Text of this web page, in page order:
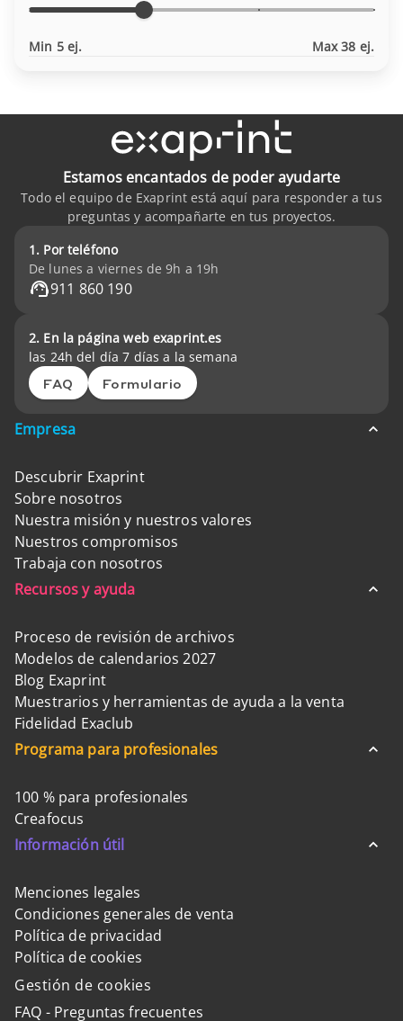
Min 5 ej. Max 38 ej.
Estamos encantados de poder ayudarte
Todo el equipo de Exaprint está aquí para responder a tus
preguntas y acompañarte en tus proyectos.
1. Por teléfono
De lunes a viernes de 9h a 19h
911 860 190
2. En la página web exaprint.es
las 24h del día 7 días a la semana
FAQ Formulario
Empresa
Descubrir Exaprint
Sobre nosotros
Nuestra misión y nuestros valores
Nuestros compromisos
Trabaja con nosotros
Recursos y ayuda
Proceso de revisión de archivos
Modelos de calendarios 2027
Blog Exaprint
Muestrarios y herramientas de ayuda a la venta
Fidelidad Exaclub
Programa para profesionales
100 % para profesionales
Creafocus
Información útil
Menciones legales
Condiciones generales de venta
Política de privacidad
Política de cookies
Gestión de cookies
FAQ - Preguntas frecuentes